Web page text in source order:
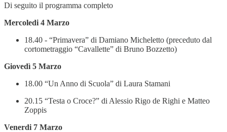
Di seguito il programma completo
Mercoledi 4 Marzo
18.40 - “Primavera” di Damiano Micheletto (preceduto dal
cortometraggio “Cavallette” di Bruno Bozzetto)
Giovedì 5 Marzo
18.00 “Un Anno di Scuola” di Laura Stamani
20.15 “Testa o Croce?” di Alessio Rigo de Righi e Matteo
Zoppis
Venerdi 7 Marzo